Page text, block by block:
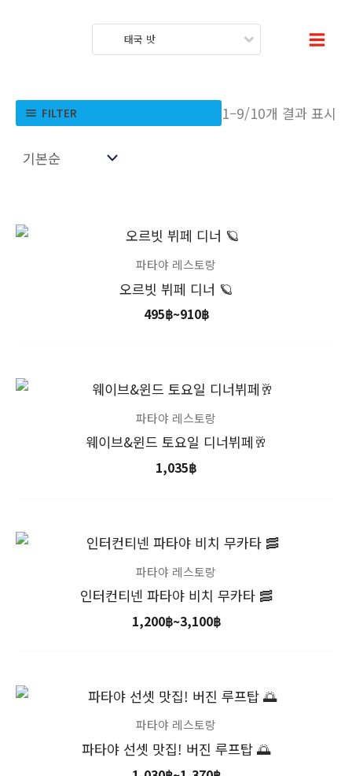
태국 밧
FILTER 1–9/10개 결과 표시
파타야 레스토랑
오르빗 뷔페 디너 🪐
495฿~910฿
가
격
범
위:
495฿~910฿
파타야 레스토랑
웨이브&윈드 토요일 디너뷔페🥂
1,035฿
파타야 레스토랑
인터컨티넨 파타야 비치 무카타 🥓
1,200฿~3,100฿
가
격
위:
1,200฿~3,100฿
파타야 레스토랑
파타야 선셋 맛집! 버진 루프탑 🌅
가
격
위:
1,030฿~1,370฿